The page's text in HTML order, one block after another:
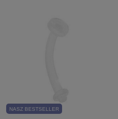
NASZ BESTSELLER